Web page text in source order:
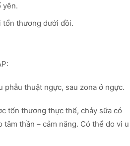
yên.
tổn thương dưới đồi.
thuật ngực, sau zona ở ngực.
tổn thương thực thể, chảy sữa có
thần – cảm năng. Có thể do vi u